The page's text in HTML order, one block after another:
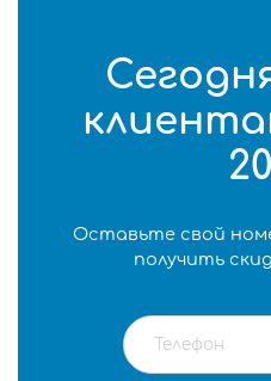
Оставьте свой
получить